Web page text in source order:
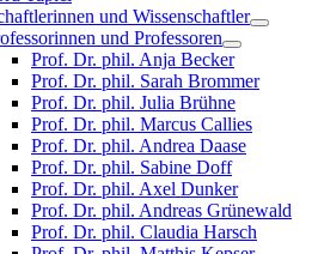
und Wissenschaftler
und Professoren
Prof. Dr. phil. Anja Becker
Prof. Dr. phil. Sarah Brommer
Prof. Dr. phil. Julia Brühne
Prof. Dr. phil. Marcus Callies
Prof. Dr. phil. Andrea Daase
Prof. Dr. phil. Sabine Doff
Prof. Dr. phil. Axel Dunker
Prof. Dr. phil. Andreas Grünewald
Prof. Dr. phil. Claudia Harsch